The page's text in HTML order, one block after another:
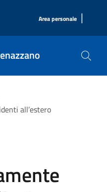
Area personale |
all’estero